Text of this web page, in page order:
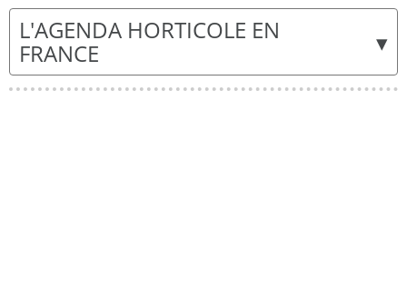
▾
L'AGENDA HORTICOLE EN
FRANCE